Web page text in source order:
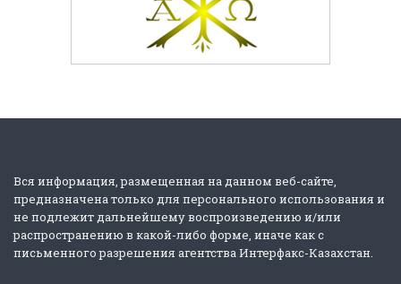
Вся информация, размещенная на данном веб-сайте,
предназначена только для персонального использования и
не подлежит дальнейшему воспроизведению и/или
распространению в какой-либо форме, иначе как с
письменного разрешения агентства Интерфакс-Казахстан.